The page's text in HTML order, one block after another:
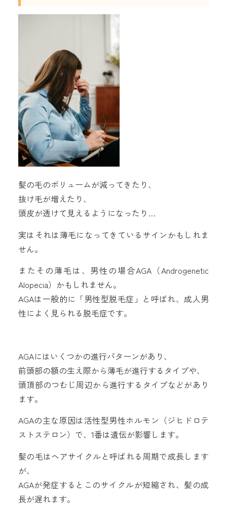
髪の毛のボリュームが減ってきたり、
抜け毛が増えたり、
頭皮が透けて見えるようになったり…
実はそれは薄毛になってきているサインかもしれま
せん。
またその薄毛は、男性の場合AGA（Androgenetic
Alopecia）かもしれません。
AGAは一般的に「男性型脱毛症」と呼ばれ、成人男
性によく見られる脱毛症です。
AGAにはいくつかの進行パターンがあり、
前頭部の額の生え際から薄毛が進行するタイプや、
頭頂部のつむじ周辺から進行するタイプなどがあり
ます。
AGAの主な原因は活性型男性ホルモン（ジヒドロテ
ストステロン）で、1番は遺伝が影響します。
髪の毛はヘアサイクルと呼ばれる周期で成長します
が、
AGAが発症するとこのサイクルが短縮され、髪の成
長が遅れます。